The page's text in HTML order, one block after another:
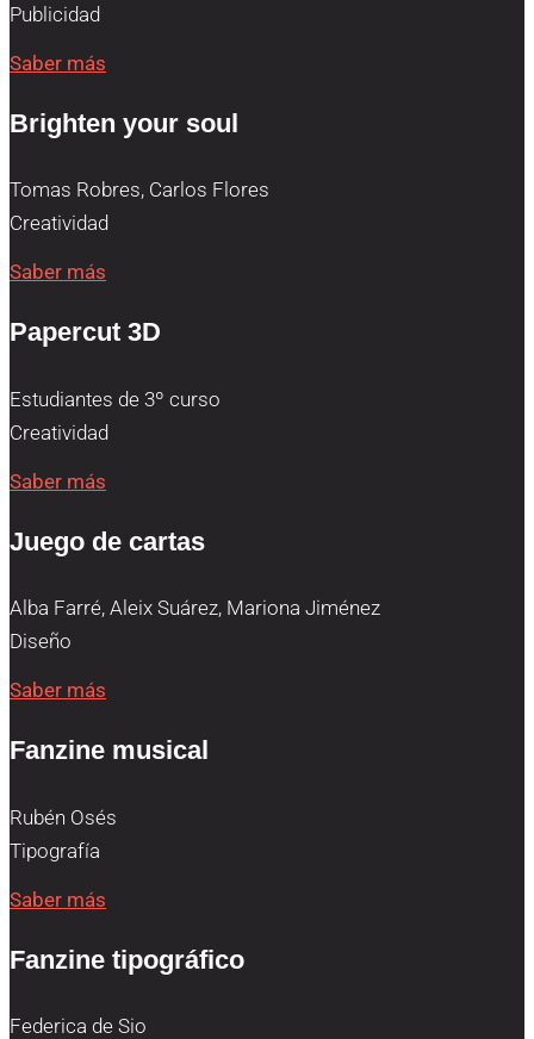
Publicidad
Saber más
Brighten your soul
Tomas Robres, Carlos Flores
Creatividad
Saber más
Papercut 3D
Estudiantes de 3º curso
Creatividad
Saber más
Juego de cartas
Alba Farré, Aleix Suárez, Mariona Jiménez
Diseño
Saber más
Fanzine musical
Rubén Osés
Tipografía
Saber más
Fanzine tipográfico
Federica de Sio